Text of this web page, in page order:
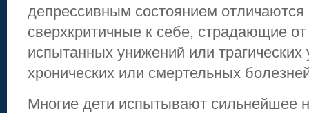
депрессивным состоянием отличаются
сверхкритичные к себе, страдающие
испытанных унижений или трагических
хронических или смертельных
Многие дети испытывают сильнейшее